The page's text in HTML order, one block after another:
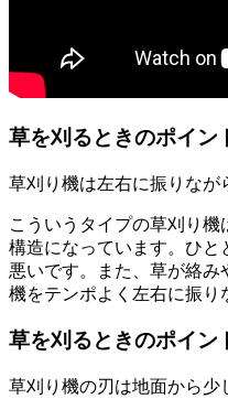
草を刈るときのポイン
草刈り機は左右に振りなが
こういうタイプの草刈り
構造になっています。ひ
悪いです。また、草が絡み
機をテンポよく左右に振り
草を刈るときのポイン
草刈り機の刃は地面から少